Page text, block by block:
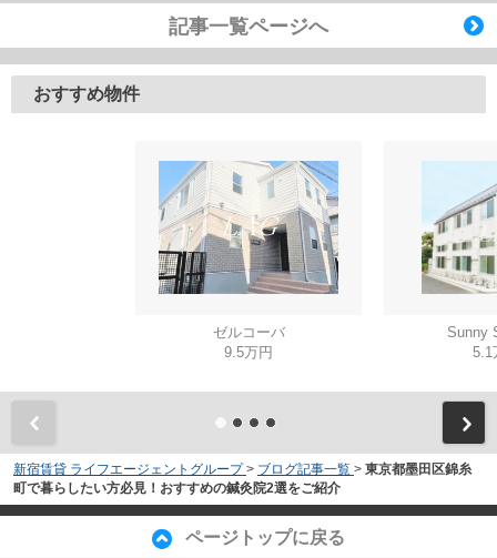
記事一覧ページへ
おすすめ物件
ゼルコーバ
9.5万円
Sunny
5.1
新宿賃貸 ライフエージェントグループ > ブログ記事一覧 > 東京都墨田区錦糸
町で暮らしたい方必見！おすすめの鍼灸院2選をご紹介
ページトップに戻る